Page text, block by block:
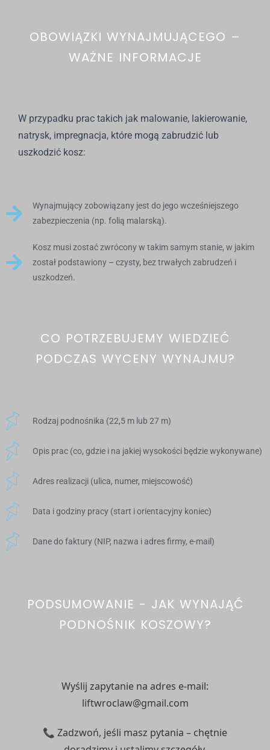
OBOWIĄZKI WYNAJMUJĄCEGO –
WAŻNE INFORMACJE
W przypadku prac takich jak malowanie, lakierowanie,
natrysk, impregnacja, które mogą zabrudzić lub
uszkodzić kosz:
Wynajmujący zobowiązany jest do jego wcześniejszego
zabezpieczenia (np. folią malarską).
Kosz musi zostać zwrócony w takim samym stanie, w jakim
został podstawiony – czysty, bez trwałych zabrudzeń i
uszkodzeń.
CO POTRZEBUJEMY WIEDZIEĆ
PODCZAS WYCENY WYNAJMU?
Rodzaj podnośnika (22,5 m lub 27 m)
Opis prac (co, gdzie i na jakiej wysokości będzie wykonywane)
Adres realizacji (ulica, numer, miejscowość)
Data i godziny pracy (start i orientacyjny koniec)
Dane do faktury (NIP, nazwa i adres firmy, e-mail)
PODSUMOWANIE - JAK WYNAJĄĆ
PODNOŚNIK KOSZOWY?
Wyślij zapytanie na adres e-mail:
liftwroclaw@gmail.com
📞 Zadzwoń, jeśli masz pytania – chętnie